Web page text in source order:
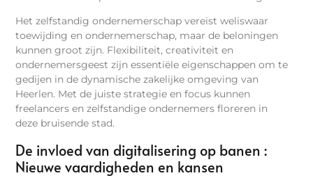
Het zelfstandig ondernemerschap vereist weliswaar
toewijding en ondernemerschap, maar de beloningen
kunnen groot zijn. Flexibiliteit, creativiteit en
ondernemersgeest zijn essentiële eigenschappen om te
gedijen in de dynamische zakelijke omgeving van
Heerlen. Met de juiste strategie en focus kunnen
freelancers en zelfstandige ondernemers floreren in
deze bruisende stad.
De invloed van digitalisering op banen :
Nieuwe vaardigheden en kansen